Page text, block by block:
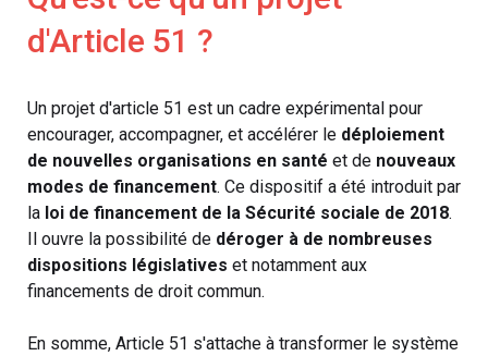
d'Article 51 ?
Un projet d'article 51 est un cadre expérimental pour
encourager, accompagner, et accélérer le déploiement
de nouvelles organisations en santé et de nouveaux
modes de financement. Ce dispositif a été introduit par
la loi de financement de la Sécurité sociale de 2018.
Il ouvre la possibilité de déroger à de nombreuses
dispositions législatives et notamment aux
financements de droit commun.
En somme, Article 51 s'attache à transformer le système